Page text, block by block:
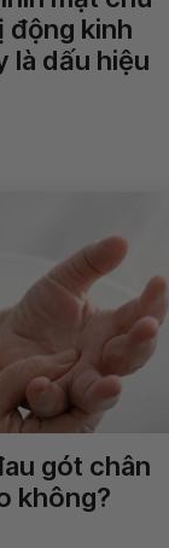
động kinh
là dấu hiệu
gót chân
không?